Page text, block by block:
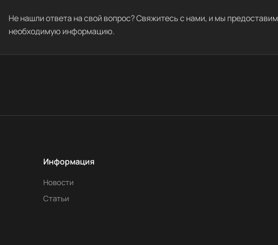
Не нашли ответа на свой вопрос? Свяжитесь с нами, и мы предоставим
необходимую информацию.
Информация
Новости
Статьи